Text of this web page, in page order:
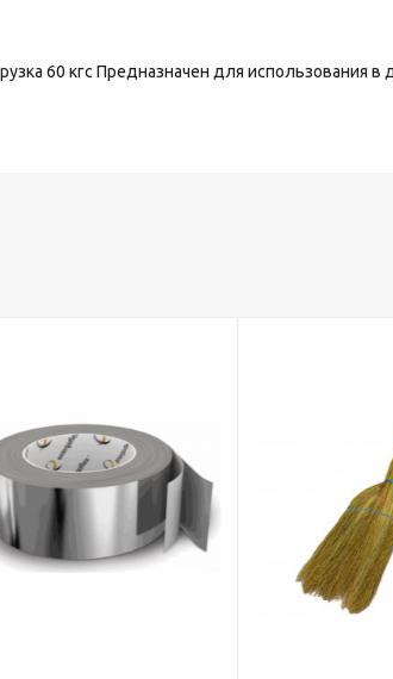
60 кгс Предназначен для использования